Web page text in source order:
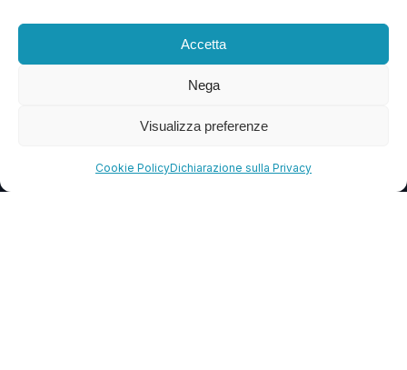
Accetta
Nega
Visualizza preferenze
Cookie PolicyDichiarazione sulla Privacy
Blog